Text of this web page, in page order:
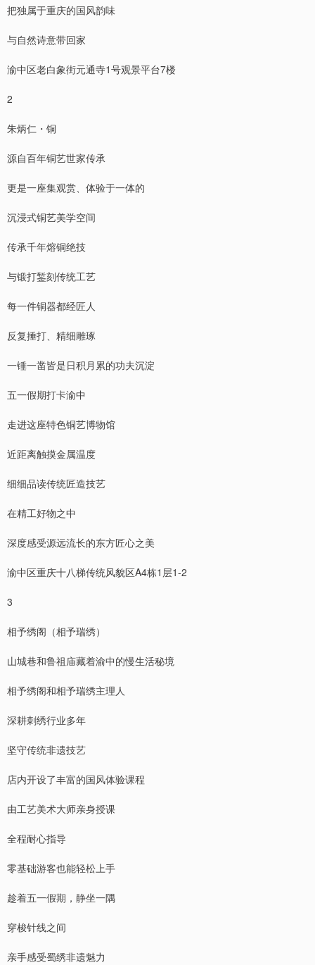
把独属于重庆的国风韵味
与自然诗意带回家
渝中区老白象街元通寺1号观景平台7楼
2
朱炳仁・铜
源自百年铜艺世家传承
更是一座集观赏、体验于一体的
沉浸式铜艺美学空间
传承千年熔铜绝技
与锻打錾刻传统工艺
每一件铜器都经匠人
反复捶打、精细雕琢
一锤一凿皆是日积月累的功夫沉淀
五一假期打卡渝中
走进这座特色铜艺博物馆
近距离触摸金属温度
细细品读传统匠造技艺
在精工好物之中
深度感受源远流长的东方匠心之美
渝中区重庆十八梯传统风貌区A4栋1层1-2
3
相予绣阁（相予瑞绣）
山城巷和鲁祖庙藏着渝中的慢生活秘境
相予绣阁和相予瑞绣主理人
深耕刺绣行业多年
坚守传统非遗技艺
店内开设了丰富的国风体验课程
由工艺美术大师亲身授课
全程耐心指导
零基础游客也能轻松上手
趁着五一假期，静坐一隅
穿梭针线之间
亲手感受蜀绣非遗魅力